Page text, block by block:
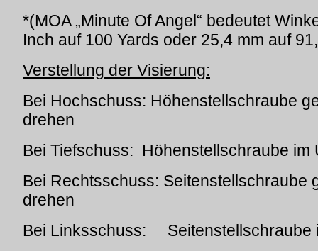
*(MOA „Minute Of Angel“ bedeutet
Inch auf 100 Yards oder 25,4 mm auf
Verstellung der Visierung:
Bei Hochschuss: Höhenstellschraube
drehen
Bei Tiefschuss: Höhenstellschraube im
Bei Rechtsschuss: Seitenstellschraube
drehen
Bei Linksschuss: Seitenstellschraube